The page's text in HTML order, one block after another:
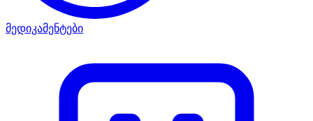
მედიკამენტები